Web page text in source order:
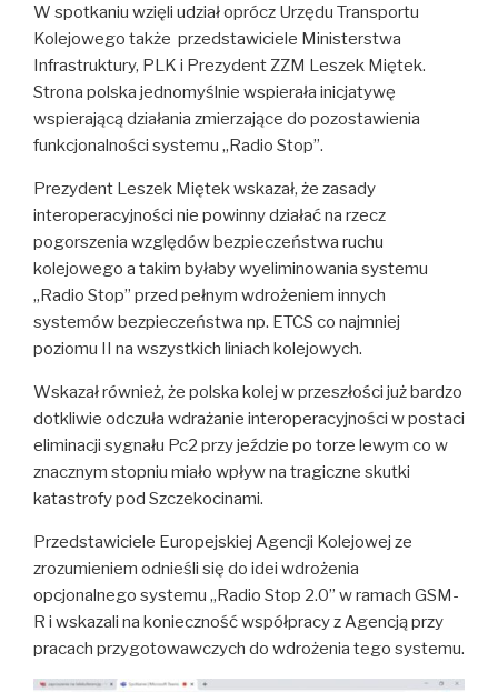
W spotkaniu wzięli udział oprócz Urzędu Transportu
Kolejowego także przedstawiciele Ministerstwa
Infrastruktury, PLK i Prezydent ZZM Leszek Miętek.
Strona polska jednomyślnie wspierała inicjatywę
wspierającą działania zmierzające do pozostawienia
funkcjonalności systemu „Radio Stop”.
Prezydent Leszek Miętek wskazał, że zasady
interoperacyjności nie powinny działać na rzecz
pogorszenia względów bezpieczeństwa ruchu
kolejowego a takim byłaby wyeliminowania systemu
„Radio Stop” przed pełnym wdrożeniem innych
systemów bezpieczeństwa np. ETCS co najmniej
poziomu II na wszystkich liniach kolejowych.
Wskazał również, że polska kolej w przeszłości już bardzo
dotkliwie odczuła wdrażanie interoperacyjności w postaci
eliminacji sygnału Pc2 przy jeździe po torze lewym co w
znacznym stopniu miało wpływ na tragiczne skutki
katastrofy pod Szczekocinami.
Przedstawiciele Europejskiej Agencji Kolejowej ze
zrozumieniem odnieśli się do idei wdrożenia
opcjonalnego systemu „Radio Stop 2.0” w ramach GSM-
R i wskazali na konieczność współpracy z Agencją przy
pracach przygotowawczych do wdrożenia tego systemu.